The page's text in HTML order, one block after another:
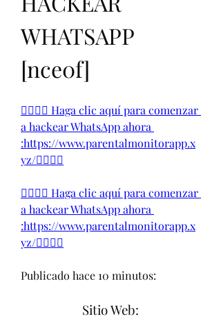
WHATSAPP
[nce0f]
👉🏻👉🏻 Haga clic aquí para comenzar
a hackear WhatsApp ahora
:https://www.parentalmonitorapp.x
yz/👈🏻👈🏻
👉🏻👉🏻 Haga clic aquí para comenzar
a hackear WhatsApp ahora
:https://www.parentalmonitorapp.x
yz/👈🏻👈🏻
Publicado hace 10 minutos:
Sitio Web: